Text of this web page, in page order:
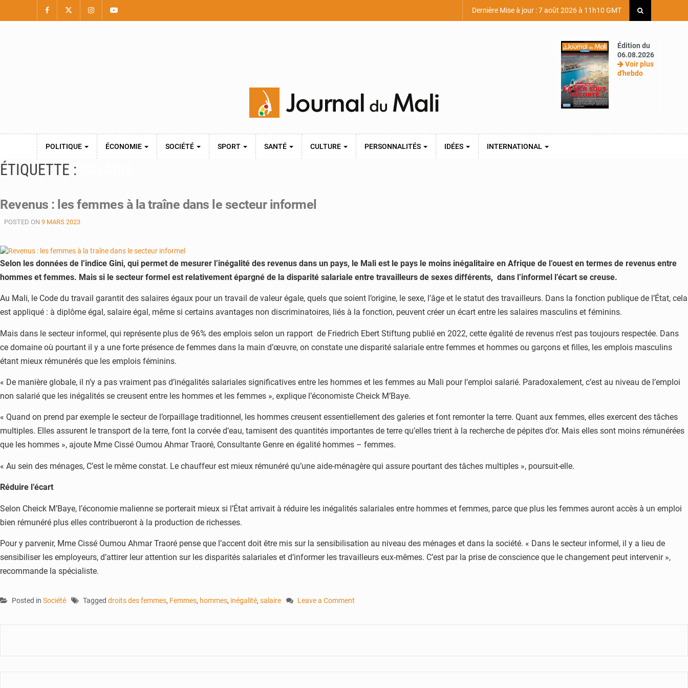
Dernière Mise à jour : 7 août 2026 à 11h10 GMT
Édition du
06.08.2026
Voir plus
d'hebdo
POLITIQUE ÉCONOMIE SOCIÉTÉ SPORT SANTÉ CULTURE PERSONNALITÉS IDÉES INTERNATIONAL
ÉTIQUETTE :
Revenus : les femmes à la traîne dans le secteur informel
POSTED ON 9 MARS 2023
Selon les données de l’indice Gini, qui permet de mesurer l’inégalité des revenus dans un pays, le Mali est le pays le moins inégalitaire en Afrique de l’ouest en termes de revenus entre
hommes et femmes. Mais si le secteur formel est relativement épargné de la disparité salariale entre travailleurs de sexes différents, dans l’informel l’écart se creuse.
Au Mali, le Code du travail garantit des salaires égaux pour un travail de valeur égale, quels que soient l’origine, le sexe, l’âge et le statut des travailleurs. Dans la fonction publique de l’État, cela
est appliqué : à diplôme égal, salaire égal, même si certains avantages non discriminatoires, liés à la fonction, peuvent créer un écart entre les salaires masculins et féminins.
Mais dans le secteur informel, qui représente plus de 96% des emplois selon un rapport de Friedrich Ebert Stiftung publié en 2022, cette égalité de revenus n’est pas toujours respectée. Dans
ce domaine où pourtant il y a une forte présence de femmes dans la main d’œuvre, on constate une disparité salariale entre femmes et hommes ou garçons et filles, les emplois masculins
étant mieux rémunérés que les emplois féminins.
« De manière globale, il n’y a pas vraiment pas d’inégalités salariales significatives entre les hommes et les femmes au Mali pour l’emploi salarié. Paradoxalement, c’est au niveau de l’emploi
non salarié que les inégalités se creusent entre les hommes et les femmes », explique l’économiste Cheick M’Baye.
« Quand on prend par exemple le secteur de l’orpaillage traditionnel, les hommes creusent essentiellement des galeries et font remonter la terre. Quant aux femmes, elles exercent des tâches
multiples. Elles assurent le transport de la terre, font la corvée d’eau, tamisent des quantités importantes de terre qu’elles trient à la recherche de pépites d’or. Mais elles sont moins rémunérées
que les hommes », ajoute Mme Cissé Oumou Ahmar Traoré, Consultante Genre en égalité hommes – femmes.
« Au sein des ménages, C’est le même constat. Le chauffeur est mieux rémunéré qu’une aide-ménagère qui assure pourtant des tâches multiples », poursuit-elle.
Réduire l’écart
Selon Cheick M’Baye, l’économie malienne se porterait mieux si l’État arrivait à réduire les inégalités salariales entre hommes et femmes, parce que plus les femmes auront accès à un emploi
bien rémunéré plus elles contribueront à la production de richesses.
Pour y parvenir, Mme Cissé Oumou Ahmar Traoré pense que l’accent doit être mis sur la sensibilisation au niveau des ménages et dans la société. « Dans le secteur informel, il y a lieu de
sensibiliser les employeurs, d’attirer leur attention sur les disparités salariales et d’informer les travailleurs eux-mêmes. C’est par la prise de conscience que le changement peut intervenir »,
recommande la spécialiste.
Posted in Société Tagged droits des femmes, Femmes, hommes, inégalité, salaire
Leave a Comment